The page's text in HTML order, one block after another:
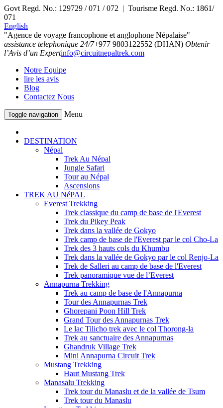
Govt Regd. No.: 129729 / 071 / 072 | Tourisme Regd. No.: 1861/
071
English
"Agence de voyage francophone et anglophone Népalaise"
assistance telephonique 24/7+977 9803122552 (DHAN) Obtenir
l’Avis d’un Expertinfo@circuitnepaltrek.com
Notre Equipe
lire les avis
Blog
Contactez Nous
Toggle navigation Menu
DESTINATION
Népal
Trek Au Népal
Jungle Safari
Tour au Népal
Ascensions
TREK AU NéPAL
Everest Trekking
Trek classique du camp de base de l'Everest
Trek du Pikey Peak
Trek dans la vallée de Gokyo
Trek camp de base de l'Everest par le col Cho-La
Trek des 3 hauts cols du Khumbu
Trek dans la vallée de Gokyo par le col Renjo-La
Trek de Salleri au camp de base de l'Everest
Trek panoramique vue de l’Everest
Annapurna Trekking
Trek au camp de base de l'Annapurna
Tour des Annapurnas Trek
Ghorepani Poon Hill Trek
Grand Tour des Annapurnas Trek
Le lac Tilicho trek avec le col Thorong-la
Trek au sanctuaire des Annapurnas
Ghandruk Village Trek
Mini Annapurna Circuit Trek
Mustang Trekking
Haut Mustang Trek
Manasalu Trekking
Trek tour du Manaslu et de la vallée de Tsum
Trek tour du Manaslu